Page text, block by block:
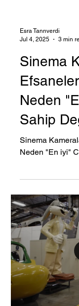
Esra Tanrıverdi
Sinema
Neden
Neden "En iyi"